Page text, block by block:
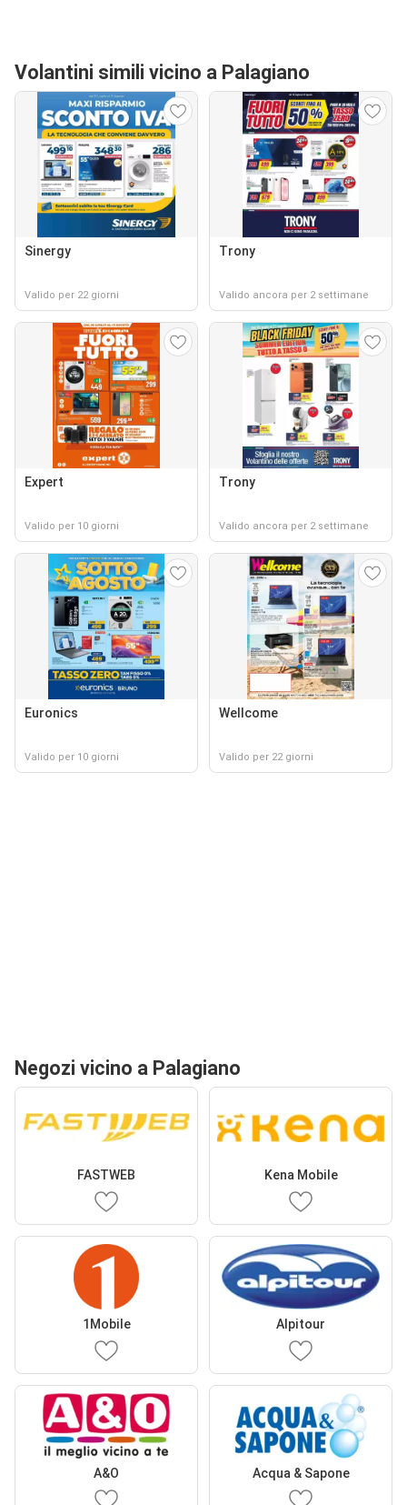
Volantini simili vicino a Palagiano
Sinergy
Valido per 22 giorni
Trony
Valido ancora per 2 settimane
Expert
Valido per 10 giorni
Trony
Valido ancora per 2 settimane
Euronics
Valido per 10 giorni
Wellcome
Valido per 22 giorni
Negozi vicino a Palagiano
FASTWEB Kena Mobile
1Mobile Alpitour
A&O Acqua & Sapone